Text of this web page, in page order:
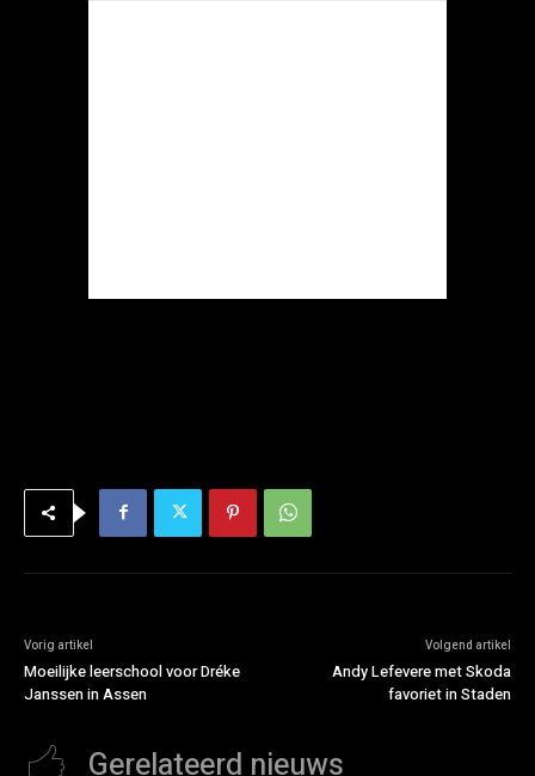
Vorig artikel
Moeilijke leerschool voor Dréke
Janssen in Assen
Volgend artikel
Andy Lefevere met Skoda
favoriet in Staden
Gerelateerd nieuws